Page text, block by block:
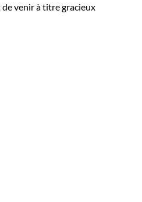
venir à titre gracieux